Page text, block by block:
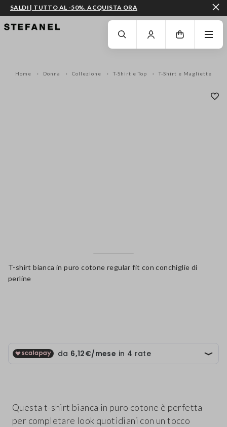
VAI AL CONTENUTO PRINCIPALE SCENDI AL FONDO DELLA PAGINA
SALDI | TUTTO AL -50%. ACQUISTA ORA
Home Donna Collezione T-Shirt e Top T-Shirt e Magliette
T-shirt bianca in puro cotone regular fit con conchiglie di
perline
Questa t-shirt bianca in puro cotone è perfetta
per completare look quotidiani con un tocco